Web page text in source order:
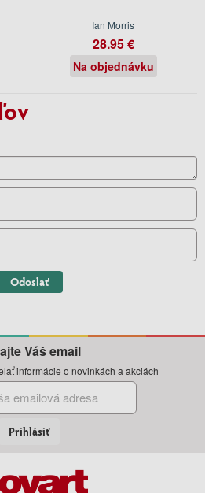
Ian Morris
28.95 €
Na objednávku
Odoslať
Váš email
informácie o novinkách a akciách
Prihlásiť